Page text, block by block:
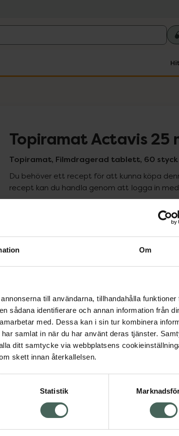
Om
till användarna, tillhandahålla funktioner
sådana identifierare och annan information från
med. Dessa kan i sin tur kombinera
samlat in när du har använt deras tjänster.
ditt samtycke via webbplatsens
skett innan återkallelsen.
Statistik
Topiramat Actavis 25
Topiramat, Filmdragerad tablett, 60 styck
Du behöver ett recept för att kunna köpa
recept kan du handla genom att logga in
Pris med recept
118,26
Köp via ditt recept
Aktuella erbjudanden
frågor
Om recept och läkemedel
Högkostnadsskyddet